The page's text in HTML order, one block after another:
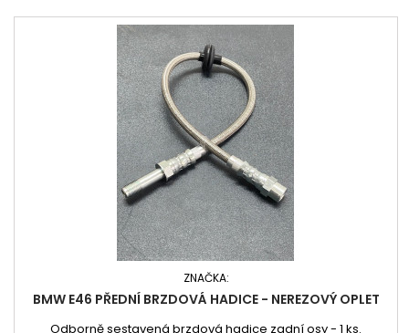
ZNAČKA:
BMW E46 PŘEDNÍ BRZDOVÁ HADICE - NEREZOVÝ OPLET
Odborně sestavená brzdová hadice zadní osy - 1 ks.